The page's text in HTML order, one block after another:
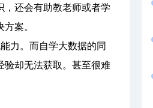
，还会有助教老师或者学
案。
力。而自学大数据的同
验却无法获取。甚至很难